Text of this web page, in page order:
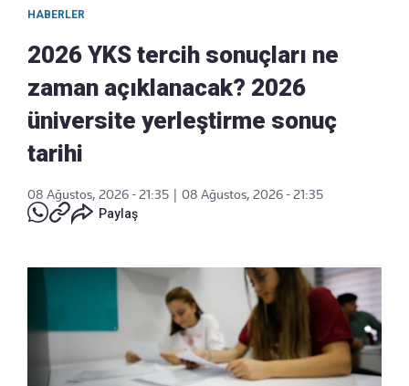
HABERLER
2026 YKS tercih sonuçları ne
zaman açıklanacak? 2026
üniversite yerleştirme sonuç
tarihi
08 Ağustos, 2026 - 21:35
08 Ağustos, 2026 - 21:35
Paylaş